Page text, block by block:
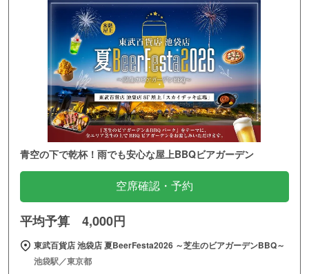
青空の下で乾杯！雨でも安心な屋上BBQビアガーデン
空席確認・予約
平均予算 4,000円
東武百貨店 池袋店 夏BeerFesta2026 ～芝生のビアガーデンBBQ～
池袋駅／東京都